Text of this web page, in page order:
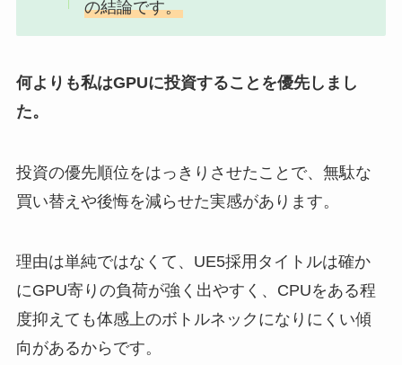
の結論です。
何よりも私はGPUに投資することを優先しまし
た。
投資の優先順位をはっきりさせたことで、無駄な
買い替えや後悔を減らせた実感があります。
理由は単純ではなくて、UE5採用タイトルは確か
にGPU寄りの負荷が強く出やすく、CPUをある程
度抑えても体感上のボトルネックになりにくい傾
向があるからです。